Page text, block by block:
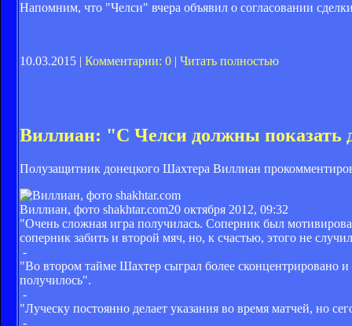
Напомним, что "Челси" вчера объявил о согласовании
10.03.2015 | Комментарии: 0 Читать полностью
Виллиан: "С Челси должны показать
Полузащитник донецкого Шахтера Виллиан
Виллиан, фото shakhtar.com20 октября 2012, 09:32
"Очень сложная игра получилась. Соперник был
соперник забить и второй мяч, но, к счастью, этого не
-
"Во втором тайме Шахтер сыграл более сконцентрировано
получилось".
-
"Луческу постоянно делает указания во время матчей, но
-